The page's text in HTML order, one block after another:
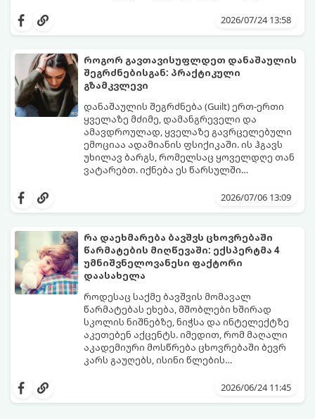
მოაცილოს და მოუთმენლად ელოდოს
წესი:
2026/07/24 13:58
როგორ გავთავისუფლდეთ დანაშაულის
შეგრძნებისგან: პრაქტიკული
გზამკვლევი
დანაშაულის შეგრძნება (Guilt) ერთ-ერთი
ყველაზე მძიმე, დამანგრეველი და
ამავდროულად, ყველაზე გავრცელებული
ემოციაა ადამიანის ფსიქიკაში. ის ჰგავს
უხილავ ბარგს, რომელსაც ყოველდღე თან
ვატარებთ. იქნება ეს წარსულში
ტკენა, ოჯახის წევრებისთვის
გადაჭარბებული მოთხოვნები
-დანაშაულის განცდა შიგნიდან ფიტავს
ადამიანს და ართმევს მას აწმყოთი
ტკბობის უნარს.
დანაშაულის გრძნობას აქვს თავისი
საკუთარი თუ საზოგადოებრივი მორალური
კოდექსი. თუმცა, როდესაც ეს ემოცია
ქრონიკულ ფორმას იღებს, ის ნევროზულ,
ტოქსიკურ სინდრომად იქცევა.
გთავაზობთ პრაქტიკულ, ფსიქოლოგიურ
გზამკვლევს, თუ როგორ დაამუშაოთ
წარსულის შეცდომები და
გათავისუფლდეთ ამ მძიმე ტვირთისგან:
2026/07/06 13:09
რა დაეხმარება ბავშვს ცხოვრებაში
წარმატების მიღწევაში: ექსპერტმა 4
უმნიშვნელოვანესი ფაქტორი
დაასახელა
როდესაც საქმე ბავშვის მომავალ
წარმატებას ეხება, მშობლები ხშირად
სკოლის ნიშნებზე, ნიჭსა და ინტელექტზე
აკეთებენ აქცენტს. იმედით, რომ მაღალი
აკადემიური მოსწრება ცხოვრებაში ბევრ
კარს გაუღებს, ისინი წლების
შედეგების გაუმჯობესებაზე. თუმცა,
თვითკონტროლი ადამიანს ეხმარება
2026/06/24 11:45